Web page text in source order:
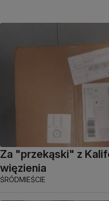
Za "przekąski" z
więzienia
ŚRÓDMIEŚCIE